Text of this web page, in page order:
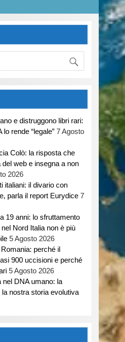
e distruggono libri rari:
rende “legale” 7 Agosto
Colò: la risposta che
web e insegna a non
2026
italiani: il divario con
parla il report Eurydice 7
19 anni: lo sfruttamento
Nord Italia non è più
5 Agosto 2026
perché il
900 uccisioni e perché
5 Agosto 2026
nel DNA umano: la
nostra storia evolutiva